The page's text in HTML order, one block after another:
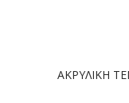
ΑΚΡΥΛΙΚΗ